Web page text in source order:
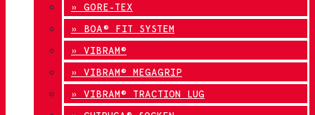
» GORE-TEX
» BOA® FIT SYSTEM
» VIBRAM®
» VIBRAM® MEGAGRIP
» VIBRAM® TRACTION LUG